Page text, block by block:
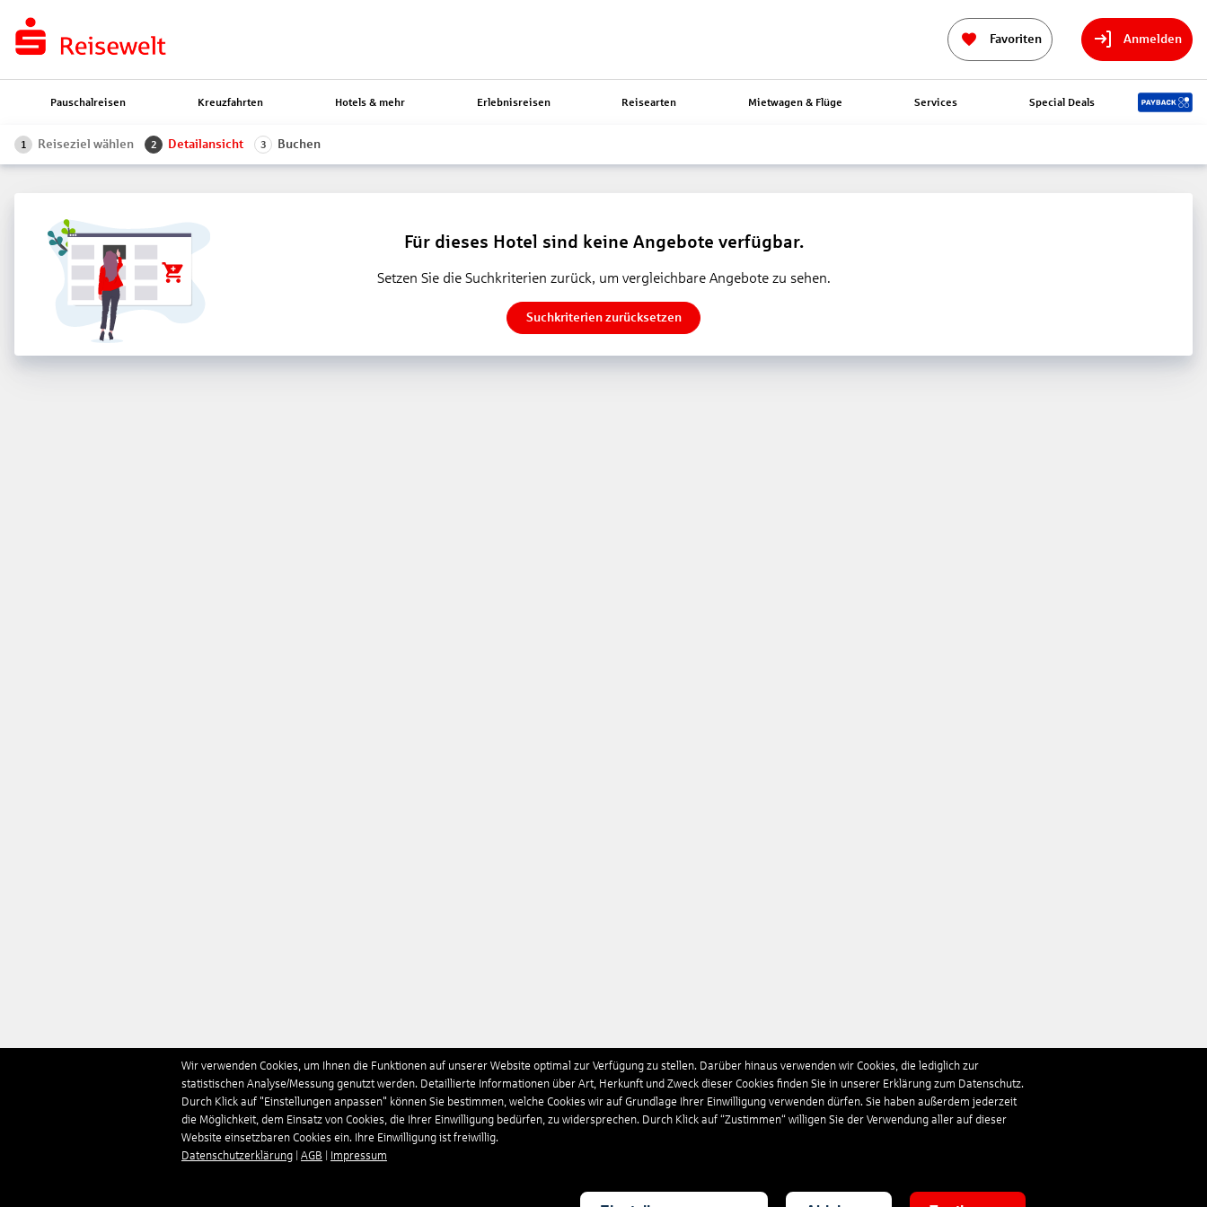
Favoriten Anmelden
Pauschalreisen Kreuzfahrten Hotels & mehr Erlebnisreisen Reisearten Mietwagen & Flüge Services Special Deals
1 Reiseziel wählen 2 Detailansicht 3 Buchen
Für dieses Hotel sind keine Angebote verfügbar.
Setzen Sie die Suchkriterien zurück, um vergleichbare Angebote zu sehen.
Suchkriterien zurücksetzen
Wir verwenden Cookies, um Ihnen die Funktionen auf unserer Website optimal zur Verfügung zu stellen. Darüber hinaus verwenden wir Cookies, die lediglich zur
statistischen Analyse/Messung genutzt werden. Detaillierte Informationen über Art, Herkunft und Zweck dieser Cookies finden Sie in unserer Erklärung zum Datenschutz.
Durch Klick auf "Einstellungen anpassen" können Sie bestimmen, welche Cookies wir auf Grundlage Ihrer Einwilligung verwenden dürfen. Sie haben außerdem jederzeit
die Möglichkeit, dem Einsatz von Cookies, die Ihrer Einwilligung bedürfen, zu widersprechen. Durch Klick auf “Zustimmen“ willigen Sie der Verwendung aller auf dieser
Website einsetzbaren Cookies ein. Ihre Einwilligung ist freiwillig.
Datenschutzerklärung
AGB Impressum